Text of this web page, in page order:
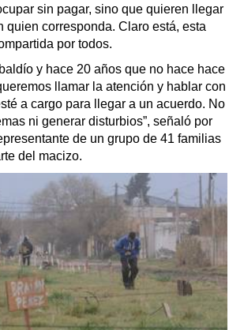
sin pagar, sino que quieren llegar
quien corresponda. Claro está, esta
por todos.
y hace 20 años que no hace hace
llamar la atención y hablar con
a cargo para llegar a un acuerdo. No
ni generar disturbios”, señaló por
de un grupo de 41 familias
del macizo.